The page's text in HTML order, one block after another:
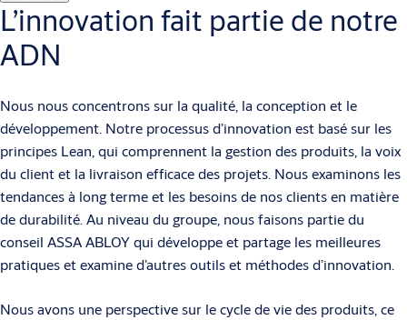
L’innovation fait partie de notre
ADN
Nous nous concentrons sur la qualité, la conception et le
développement. Notre processus d’innovation est basé sur les
principes Lean, qui comprennent la gestion des produits, la voix
du client et la livraison efficace des projets. Nous examinons les
tendances à long terme et les besoins de nos clients en matière
de durabilité. Au niveau du groupe, nous faisons partie du
conseil ASSA ABLOY qui développe et partage les meilleures
pratiques et examine d’autres outils et méthodes d’innovation.
Nous avons une perspective sur le cycle de vie des produits, ce